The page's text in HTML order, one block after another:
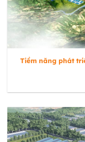
Tiềm năng phát